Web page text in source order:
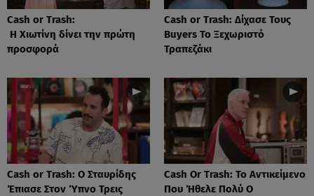
Cash or Trash:
Η Χιωτίνη δίνει την πρώτη
προσφορά
Cash or Trash: Δίχασε Τους
Buyers Το Ξεχωριστό
Τραπεζάκι
Cash or Trash: Ο Σταυρίδης
Έπιασε Στον Ύπνο Τρεις
Cash Or Trash: Το Αντικείμενο
Που Ήθελε Πολύ Ο